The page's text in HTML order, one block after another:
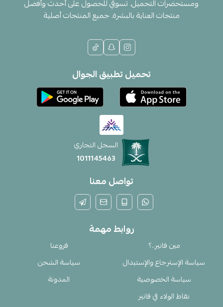
ومستحضرات التجميل. تسوقي للحصول على أحدث وأفضل
منتجات العناية بالبشرة. جميع المنتجات أصلية
تحميل تطبيق الجوال
السجل التجاري
1011145463
تواصل معنا
روابط مهمة
مين فانير..؟
فروعنا
سياسة الإسترجاع والإستبدال
سياسة الشحن
سياسة الخصوصية
المدونة
نقاط الولاء في فانير